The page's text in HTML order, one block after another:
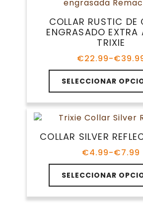
se
pueden
la
página
de
producto
COLLAR RUSTIC DE
ENGRASADO EXTRA
TRIXIE
€22.99-€
Rango
de
desde
€22.99
hasta
€39.99
SELECCIONAR
Este
producto
tiene
múltiples
variantes.
opciones
pueden
elegir
en
la
COLLAR SILVER
€4.99-€7.99
Rango
de
desde
€4.99
hasta
SELECCIONAR
Este
producto
tiene
múltiples